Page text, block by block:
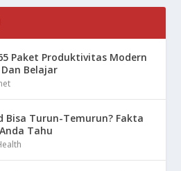
Paket Produktivitas Modern
Belajar
Bisa Turun-Temurun? Fakta
Tahu